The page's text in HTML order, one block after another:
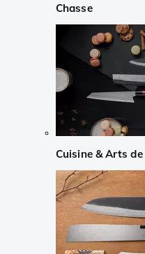
Chasse
Cuisine & Arts